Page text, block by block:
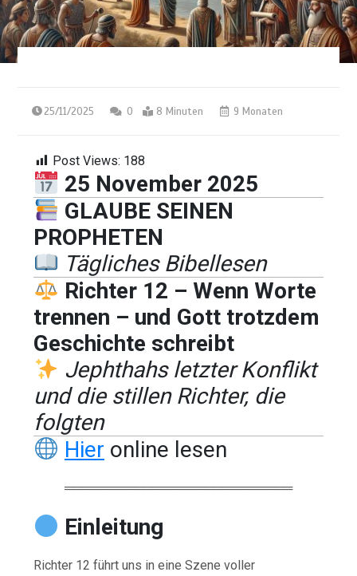
25/11/2025 0 8 Minuten 9 Monaten
Post Views: 188
25 November 2025
GLAUBE SEINEN
PROPHETEN
Tägliches Bibellesen
Richter 12 – Wenn Worte
trennen – und Gott trotzdem
Geschichte schreibt
Jephthahs letzter Konflikt
und die stillen Richter, die
folgten
Hier online lesen
══════════════════════════
Einleitung
Richter 12 führt uns in eine Szene voller